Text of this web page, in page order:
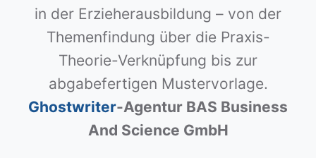
in der Erzieherausbildung – von der
Themenfindung über die Praxis-
Theorie-Verknüpfung bis zur
abgabefertigen Mustervorlage.
Ghostwriter-Agentur BAS Business
And Science GmbH